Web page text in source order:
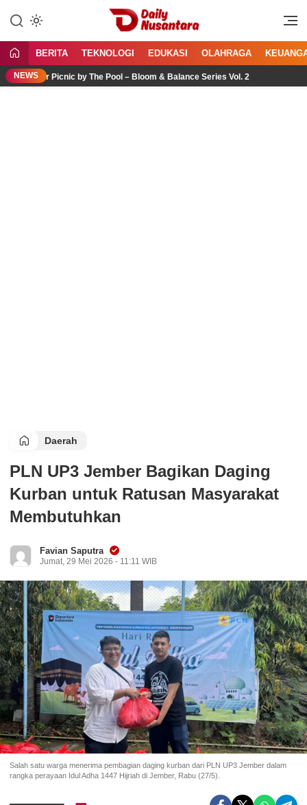
konten
Daily Nusantara
Menyajikan Fakta, Menginspirasi
BERITA TEKNOLOGI EDUKASI OLAHRAGA
NEWSPicnic by The Pool – Bloom & Balance Series Vol. 2
Daerah
PLN UP3 Jember Bagikan Daging
Kurban untuk Ratusan Masyarakat
Membutuhkan
Favian Saputra
Jumat, 29 Mei 2026 - 11:11 WIB
Salah satu warga menerima pembagian daging kurban dari PLN UP3 Jember dalam
rangka perayaan Idul Adha 1447 Hijriah di Jember, Rabu (27/5).